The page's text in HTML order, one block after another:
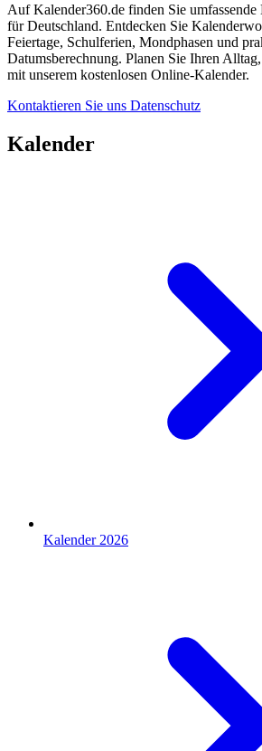
Auf Kalender360.de finden Sie
für Deutschland. Entdecken Sie
Feiertage, Schulferien, Mondphasen und
Datumsberechnung. Planen Sie Ihren
mit unserem kostenlosen Online-Kalender.
Kontaktieren Sie uns Datenschutz
Kalender
Kalender 2026